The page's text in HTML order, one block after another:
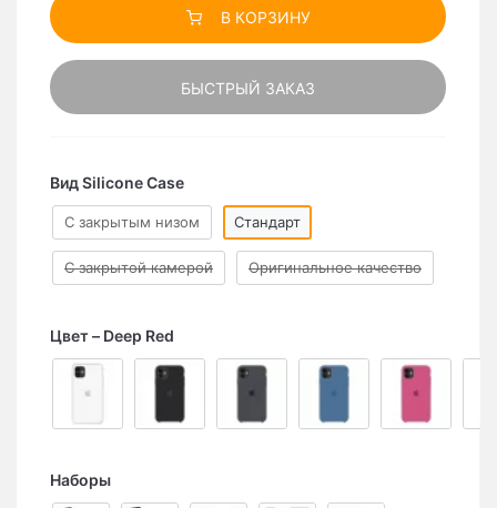
В КОРЗИНУ
БЫСТРЫЙ ЗАКАЗ
Вид Silicone Case
C закрытым низом Стандарт
С закрытой камерой Оригинальное качество
Цвет Deep Red
Наборы